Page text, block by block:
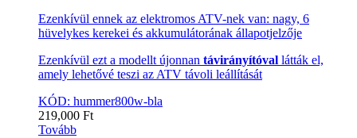
Ezenkívül ennek az elektromos ATV-nek van: nagy, 6
hüvelykes kerekei és akkumulátorának állapotjelzője
Ezenkívül ezt a modellt újonnan távirányítóval látták el,
amely lehetővé teszi az ATV távoli leállítását
KÓD: hummer800w-bla
219,000 Ft
Tovább